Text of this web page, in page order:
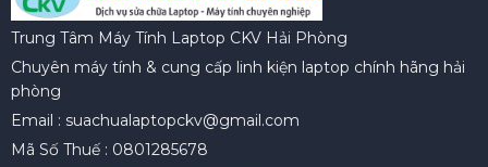
Trung Tâm Máy Tính Laptop CKV Hải Phòng
Chuyên máy tính & cung cấp linh kiện laptop chính hãng hải
phòng
Email : suachualaptopckv@gmail.com
Mã Số Thuế : 0801285678